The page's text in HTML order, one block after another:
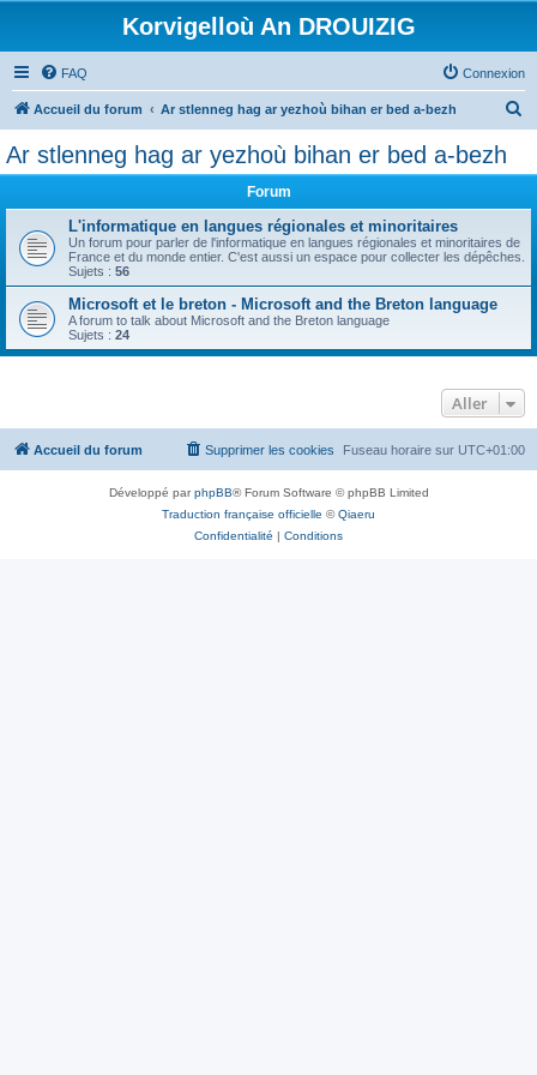
Korvigelloù An DROUIZIG
FAQ Connexion
Accueil du forum Ar stlenneg hag ar yezhoù bihan er bed a-bezh
Ar stlenneg hag ar yezhoù bihan er bed a-bezh
Forum
L'informatique en langues régionales et minoritaires
Un forum pour parler de l'informatique en langues régionales et minoritaires de
France et du monde entier. C'est aussi un espace pour collecter les dépêches.
Sujets : 56
Microsoft et le breton - Microsoft and the Breton language
A forum to talk about Microsoft and the Breton language
Sujets : 24
Aller
Accueil du forum Fuseau horaire sur UTC+01:00
Supprimer les cookies
Développé parphpBB® Forum Software © phpBB Limited
Traduction française officielle ©Qiaeru
Confidentialité | Conditions